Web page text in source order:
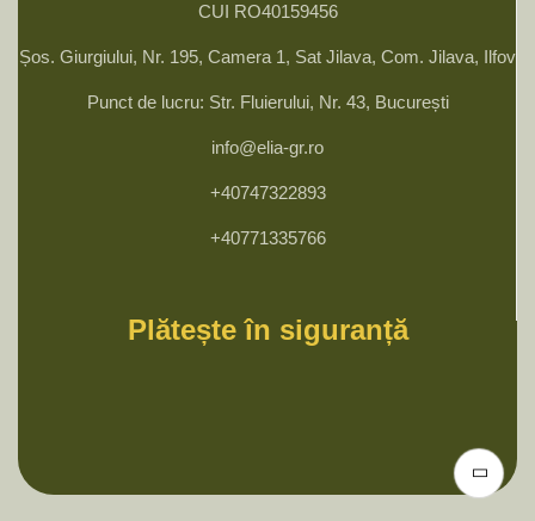
CUI RO40159456
Șos. Giurgiului, Nr. 195, Camera 1, Sat Jilava, Com. Jilava, Ilfov
Punct de lucru: Str. Fluierului, Nr. 43, București
info@elia-gr.ro
+40747322893
+40771335766
Plătește în siguranță